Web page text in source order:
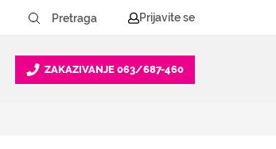
Prijavite se
ZAKAZIVANJE 063/687-460